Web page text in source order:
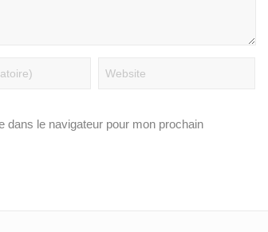
dans le navigateur pour mon prochain
finales
Lébamba/Lowa Solidarité plus